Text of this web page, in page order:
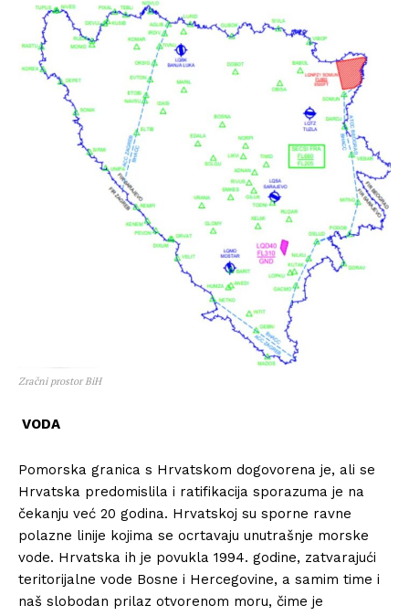
Zračni prostor BiH
VODA
Pomorska granica s Hrvatskom dogovorena je, ali se
Hrvatska predomislila i ratifikacija sporazuma je na
čekanju već 20 godina. Hrvatskoj su sporne ravne
polazne linije kojima se ocrtavaju unutrašnje morske
vode. Hrvatska ih je povukla 1994. godine, zatvarajući
teritorijalne vode Bosne i Hercegovine, a samim time i
naš slobodan prilaz otvorenom moru, čime je